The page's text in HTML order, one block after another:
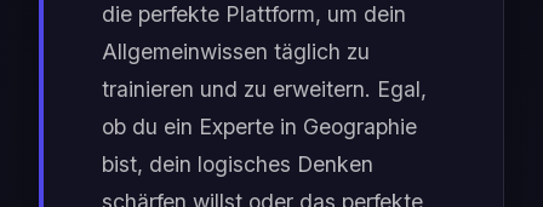
die perfekte Plattform, um dein
Allgemeinwissen täglich zu
trainieren und zu erweitern. Egal,
ob du ein Experte in Geographie
bist, dein logisches Denken
schärfen willst oder das perfekte